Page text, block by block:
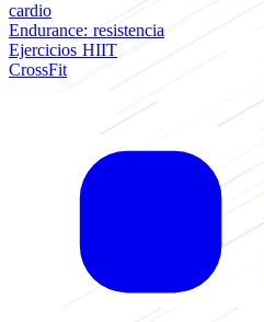
cardio
Endurance: resistencia
Ejercicios HIIT
CrossFit